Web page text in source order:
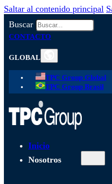
Saltar al contenido principal
Buscar
CONTACTO
GLOBAL
TPC Group Global
TPC Group Brasil
Inicio
Nosotros